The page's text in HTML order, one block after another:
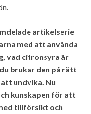
artikelserie
med att använda
vad citronsyra är
brukar den på rätt
undvika. Nu
kunskapen för att
tillförsikt och